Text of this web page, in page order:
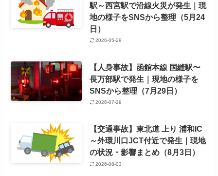
駅～西宮駅で沿線火災が発生｜現
地の様子をSNSから整理（5月24
日）
2026-05-29
【人身事故】函館本線 国縫駅〜
長万部駅で発生｜現地の様子を
SNSから整理（7月29日）
2026-07-29
【交通事故】東北道 上り 浦和IC
～外環川口JCT付近で発生｜現地
の状況・影響まとめ（8月3日）
2026-08-03